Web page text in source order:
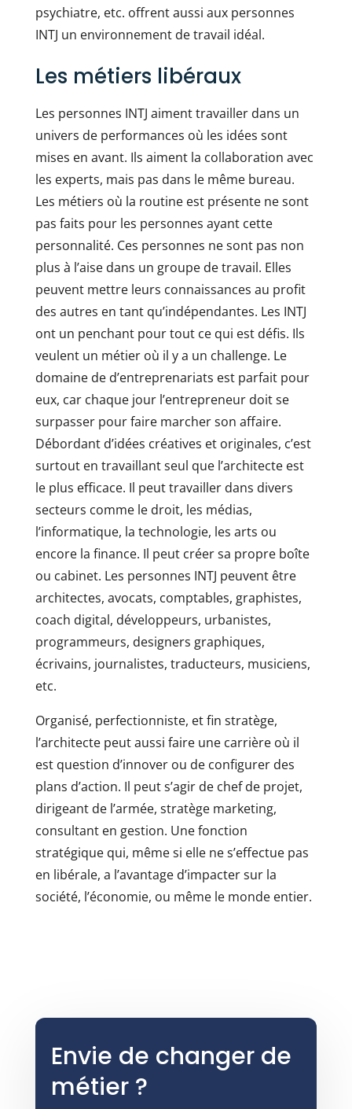
psychiatre, etc. offrent aussi aux personnes
INTJ un environnement de travail idéal.
Les métiers libéraux
Les personnes INTJ aiment travailler dans un
univers de performances où les idées sont
mises en avant. Ils aiment la collaboration avec
les experts, mais pas dans le même bureau.
Les métiers où la routine est présente ne sont
pas faits pour les personnes ayant cette
personnalité. Ces personnes ne sont pas non
plus à l’aise dans un groupe de travail. Elles
peuvent mettre leurs connaissances au profit
des autres en tant qu’indépendantes. Les INTJ
ont un penchant pour tout ce qui est défis. Ils
veulent un métier où il y a un challenge. Le
domaine de d’entreprenariats est parfait pour
eux, car chaque jour l’entrepreneur doit se
surpasser pour faire marcher son affaire.
Débordant d’idées créatives et originales, c’est
surtout en travaillant seul que l’architecte est
le plus efficace. Il peut travailler dans divers
secteurs comme le droit, les médias,
l’informatique, la technologie, les arts ou
encore la finance. Il peut créer sa propre boîte
ou cabinet. Les personnes INTJ peuvent être
architectes, avocats, comptables, graphistes,
coach digital, développeurs, urbanistes,
programmeurs, designers graphiques,
écrivains, journalistes, traducteurs, musiciens,
etc.
Organisé, perfectionniste, et fin stratège,
l’architecte peut aussi faire une carrière où il
est question d’innover ou de configurer des
plans d’action. Il peut s’agir de chef de projet,
dirigeant de l’armée, stratège marketing,
consultant en gestion. Une fonction
stratégique qui, même si elle ne s’effectue pas
en libérale, a l’avantage d’impacter sur la
société, l’économie, ou même le monde entier.
Envie de changer de
métier ?